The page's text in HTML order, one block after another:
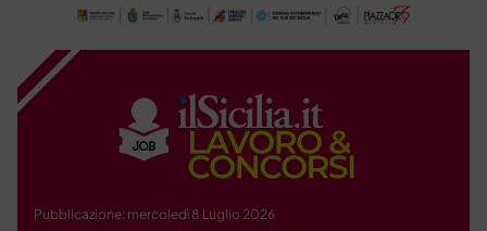
Pubblicazione: mercoledì 8 Luglio 2026